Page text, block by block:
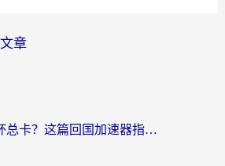
章
美国看世界杯总卡？这篇回国加速器指南帮你无缝刷国内资源（附苹果手机VPN设置步骤）